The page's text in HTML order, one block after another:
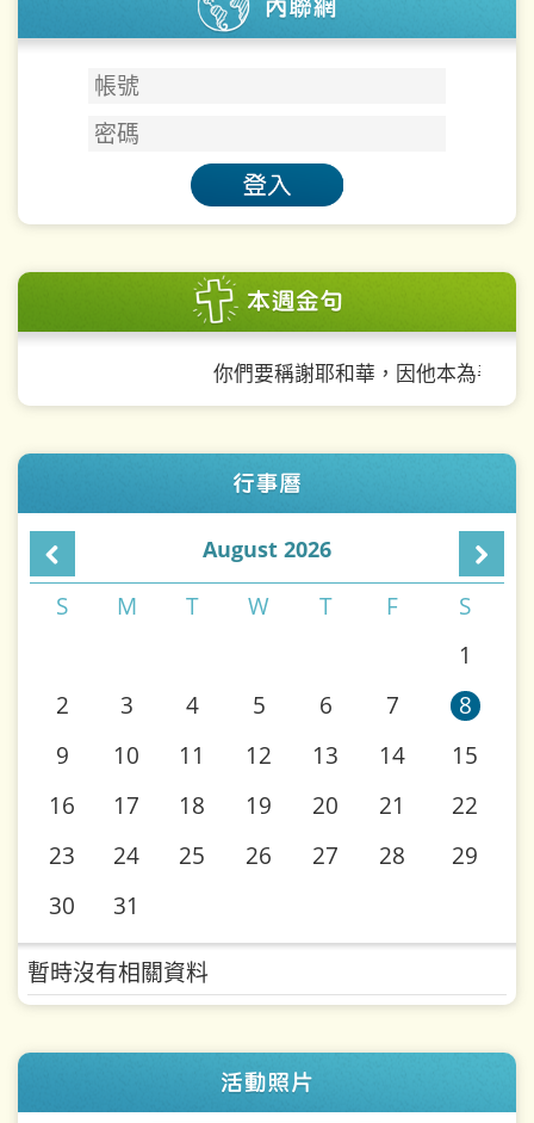
帳
密
你們要稱謝耶和華，因他本為善，他
August 2026
S M T W T F
S
1
2
3 4 5 6 7
8
9
10 11 12 13 14
15
16
17 18 19 20 21
22
23
24 25 26 27 28
29
30
31
暫時沒有相關資料